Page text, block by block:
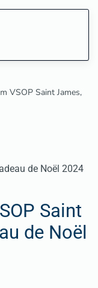
VSOP Saint James,
Saint
de Noël